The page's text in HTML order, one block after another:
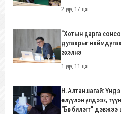
2 өдөр, 17 цаг
“Хотын дарга
дугаарыг
эхэлнэ
1 өдөр, 11 цаг
Н.Алтаншагай:
өвлүүлэн үлдээх,
“Бөх билэгт”